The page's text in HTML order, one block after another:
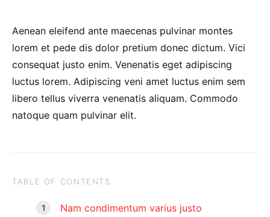
Aenean eleifend ante maecenas pulvinar montes
lorem et pede dis dolor pretium donec dictum. Vici
consequat justo enim. Venenatis eget adipiscing
luctus lorem. Adipiscing veni amet luctus enim sem
libero tellus viverra venenatis aliquam. Commodo
natoque quam pulvinar elit.
TABLE OF CONTENTS
Nam condimentum varius justo